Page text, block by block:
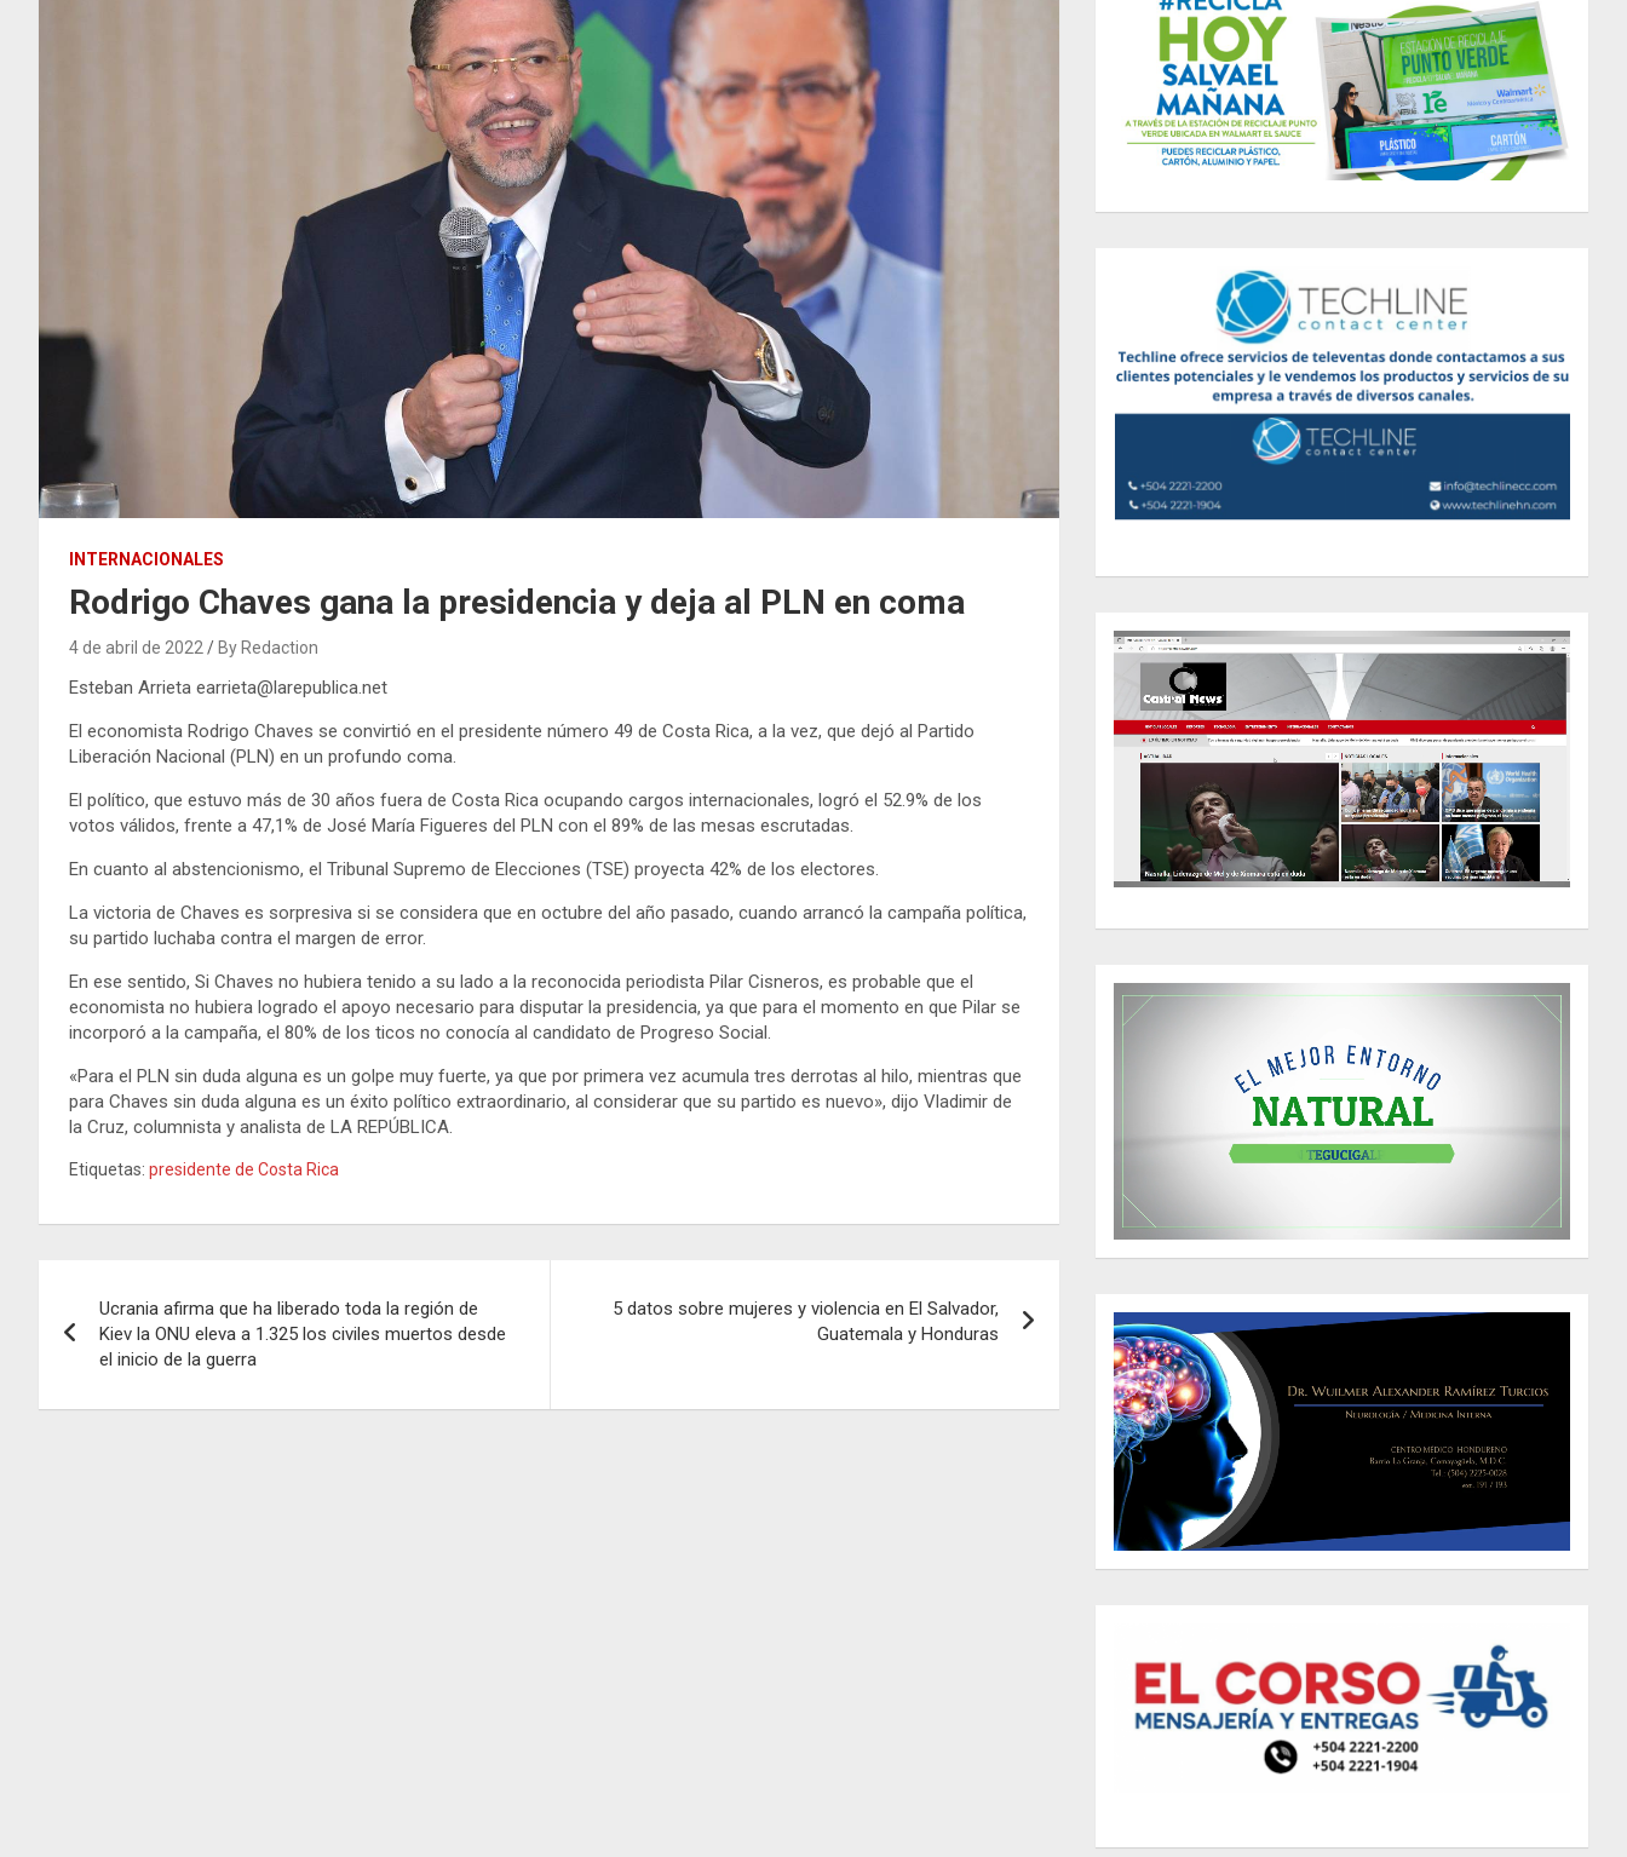
INTERNACIONALES
Rodrigo Chaves gana la presidencia y deja al PLN en coma
4 de abril de 2022 By Redaction
Esteban Arrieta earrieta@larepublica.net
El economista Rodrigo Chaves se convirtió en el presidente número 49 de Costa Rica, a la vez, que dejó al Partido
Liberación Nacional (PLN) en un profundo coma.
El político, que estuvo más de 30 años fuera de Costa Rica ocupando cargos internacionales, logró el 52.9% de los
votos válidos, frente a 47,1% de José María Figueres del PLN con el 89% de las mesas escrutadas.
En cuanto al abstencionismo, el Tribunal Supremo de Elecciones (TSE) proyecta 42% de los electores.
La victoria de Chaves es sorpresiva si se considera que en octubre del año pasado, cuando arrancó la campaña política,
su partido luchaba contra el margen de error.
En ese sentido, Si Chaves no hubiera tenido a su lado a la reconocida periodista Pilar Cisneros, es probable que el
economista no hubiera logrado el apoyo necesario para disputar la presidencia, ya que para el momento en que Pilar se
incorporó a la campaña, el 80% de los ticos no conocía al candidato de Progreso Social.
«Para el PLN sin duda alguna es un golpe muy fuerte, ya que por primera vez acumula tres derrotas al hilo, mientras que
para Chaves sin duda alguna es un éxito político extraordinario, al considerar que su partido es nuevo», dijo Vladimir de
la Cruz, columnista y analista de LA REPÚBLICA.
Etiquetas: presidente de Costa Rica
de
Ucrania afirma que ha liberado toda la región de
Kiev la ONU eleva a 1.325 los civiles muertos desde
el inicio de la guerra
5 datos sobre mujeres y violencia en El Salvador,
Guatemala y Honduras